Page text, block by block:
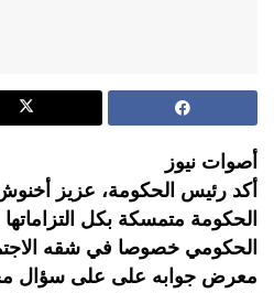
أصوات نيوز
أكد رئيس الحكومة، عزيز أخنوش،
الحكومة متمسكة بكل التزاماتها
الحكومي خصوصا في شقه
معرض جوابه على على سؤال